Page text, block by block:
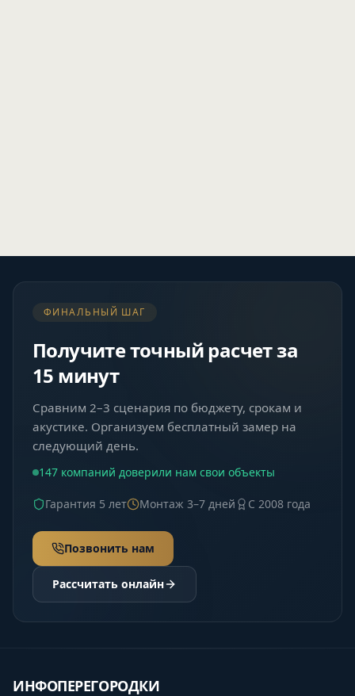
ФИНАЛЬНЫЙ ШАГ
Получите точный расчет за
15 минут
Сравним 2–3 сценария по бюджету, срокам и
акустике. Организуем бесплатный замер на
следующий день.
147 компаний доверили нам свои объекты
Гарантия 5 лет Монтаж 3–7 дней С 2008 года
Позвонить нам
Рассчитать онлайн
ИНФОПЕРЕГОРОДКИ